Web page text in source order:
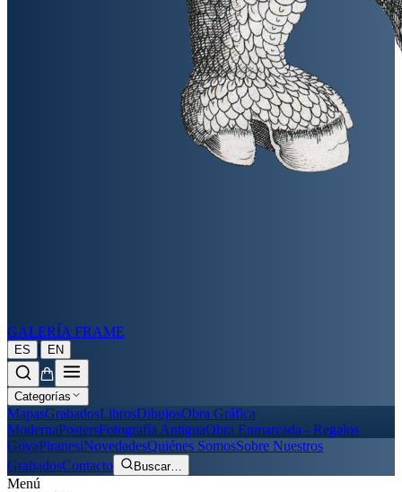
GALERÍA FRAME
ES | EN
Categorías
MapasGrabadosLibrosDibujosObra Gráfica
ModernaPostersFotografía AntiguaObra Enmarcada - Regalos
GoyaPiranesiNovedadesQuiénes SomosSobre Nuestros
GrabadosContacto Buscar…
Menú